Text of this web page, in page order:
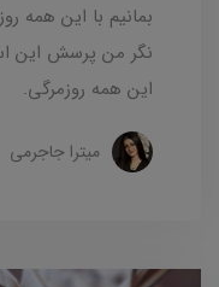
بمانیم با این همه
نگر من پرسش این
این همه روزمرگی.
میترا جاجرمی